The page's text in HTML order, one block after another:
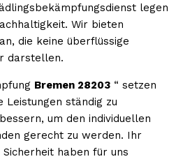
legen
Wir bieten
die keine überflüssige
darstellen.
Bremen 28203 “ setzen
ständig zu
um den individuellen
gerecht zu werden. Ihr
haben für uns